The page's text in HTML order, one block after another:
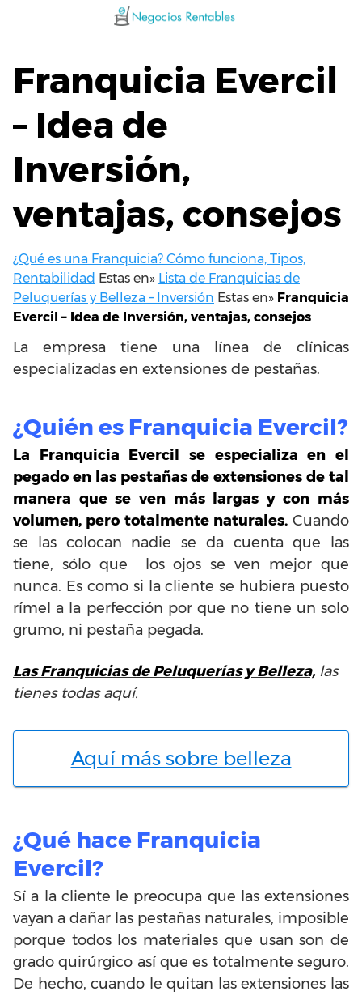
Franquicia Evercil
– Idea de
Inversión,
ventajas, consejos
¿Qué es una Franquicia? Cómo funciona, Tipos,
Rentabilidad Estas en» Lista de Franquicias de
Peluquerías y Belleza – Inversión Estas en» Franquicia
Evercil – Idea de Inversión, ventajas, consejos
La empresa tiene una línea de clínicas
especializadas en extensiones de pestañas.
¿Quién es Franquicia Evercil?
La Franquicia Evercil se especializa en el
pegado en las pestañas de extensiones de tal
manera que se ven más largas y con más
volumen, pero totalmente naturales.Cuando
se las colocan nadie se da cuenta que las
tiene, sólo que los ojos se ven mejor que
nunca. Es como si la cliente se hubiera puesto
rímel a la perfección por que no tiene un solo
grumo, ni pestaña pegada.
Las Franquicias de Peluquerías y Belleza, las
tienes todas aquí.
Aquí más sobre belleza
¿Qué hace Franquicia
Evercil?
Sí a la cliente le preocupa que las extensiones
vayan a dañar las pestañas naturales, imposible
porque todos los materiales que usan son de
grado quirúrgico así que es totalmente seguro.
De hecho, cuando le quitan las extensiones las